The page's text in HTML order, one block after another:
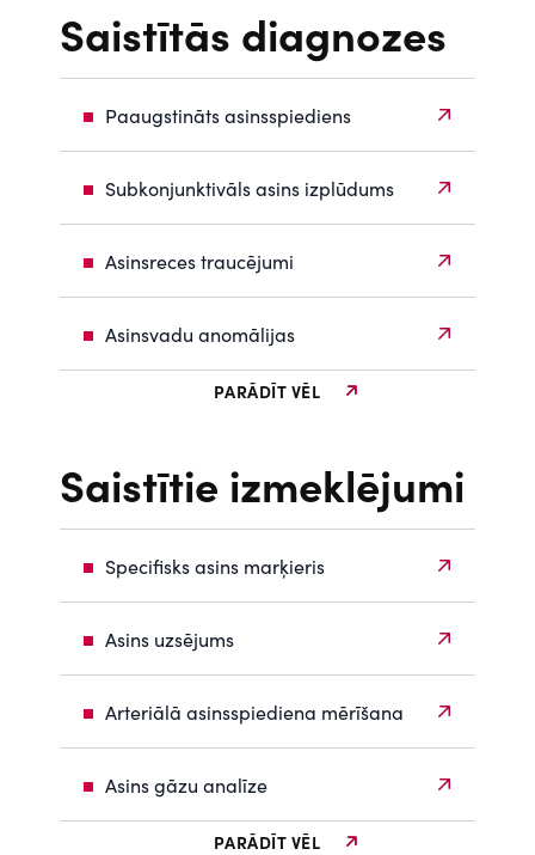
Saistītās diagnozes
Paaugstināts asinsspiediens
Subkonjunktivāls asins izplūdums
Asinsreces traucējumi
Asinsvadu anomālijas
PARĀDĪT VĒL
Saistītie izmeklējumi
Specifisks asins marķieris
Asins uzsējums
Arteriālā asinsspiediena mērīšana
Asins gāzu analīze
PARĀDĪT VĒL